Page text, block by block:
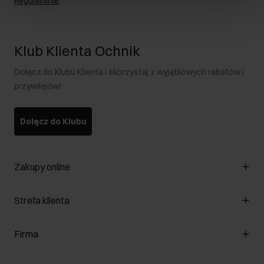
Klub Klienta Ochnik
Dołącz do Klubu Klienta i skorzystaj z wyjątkowych rabatów i
przywilejów!
Dołącz do Klubu
Zakupy online
Zarządzaj cookies
Formy płatności
Strefa klienta
Klub Klienta
Firma